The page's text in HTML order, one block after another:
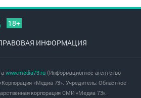
18+
ИНФОРМАЦИЯ
www.media73.ru(Информационное агентство
«Медиа 73». Учредитель: Областное
корпорация СМИ «Медиа 73».